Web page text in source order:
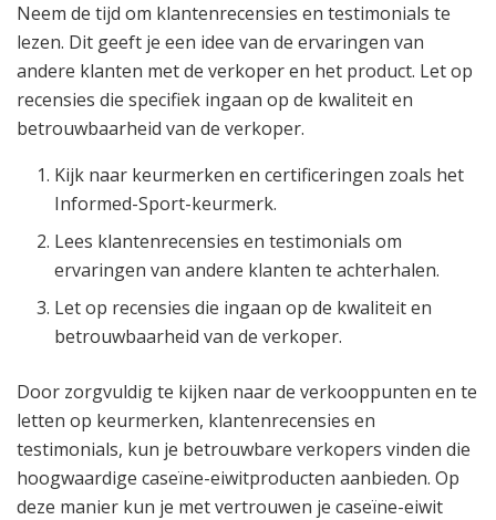
Neem de tijd om klantenrecensies en testimonials te
lezen. Dit geeft je een idee van de ervaringen van
andere klanten met de verkoper en het product. Let op
recensies die specifiek ingaan op de kwaliteit en
betrouwbaarheid van de verkoper.
Kijk naar keurmerken en certificeringen zoals het
Informed-Sport-keurmerk.
Lees klantenrecensies en testimonials om
ervaringen van andere klanten te achterhalen.
Let op recensies die ingaan op de kwaliteit en
betrouwbaarheid van de verkoper.
Door zorgvuldig te kijken naar de verkooppunten en te
letten op keurmerken, klantenrecensies en
testimonials, kun je betrouwbare verkopers vinden die
hoogwaardige caseïne-eiwitproducten aanbieden. Op
deze manier kun je met vertrouwen je caseïne-eiwit